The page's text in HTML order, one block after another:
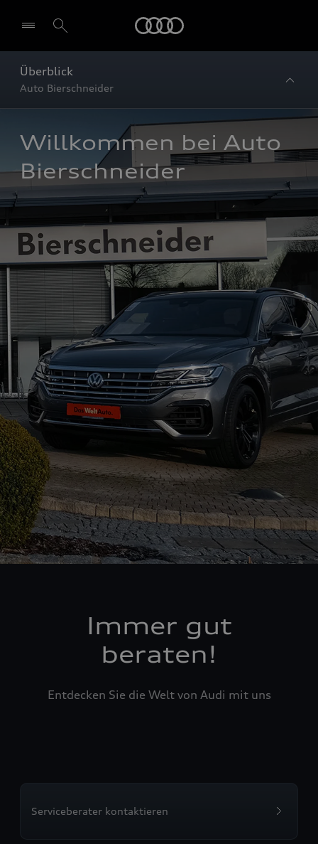
Überblick
Auto Bierschneider
Willkommen bei Auto
Bierschneider
Immer gut
beraten!
Entdecken Sie die Welt von Audi mit uns
Serviceberater kontaktieren